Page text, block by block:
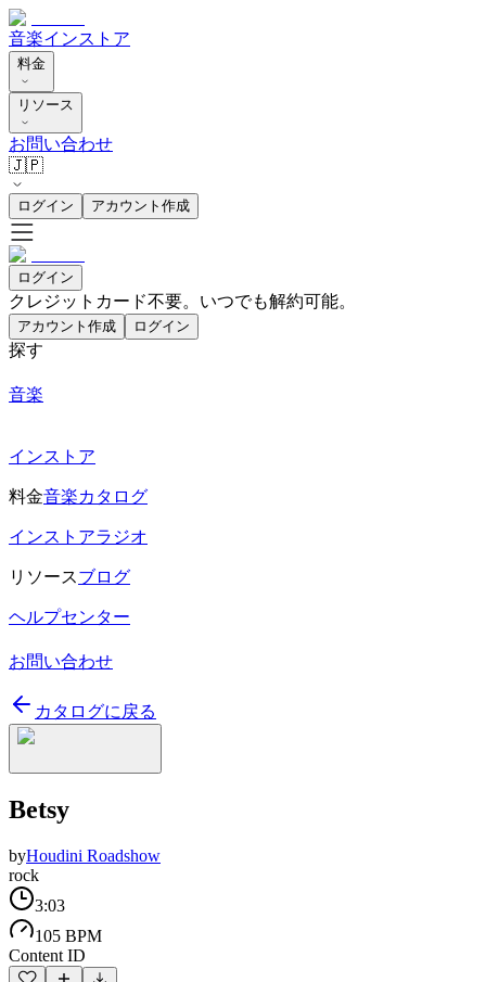
音楽インストア
料金
リソース
お問い合わせ
🇯🇵
ログイン アカウント作成
ログイン
クレジットカード不要。いつでも解約可能。
アカウント作成 ログイン
探す
音楽
インストア
料金音楽カタログ
インストアラジオ
リソースブログ
ヘルプセンター
お問い合わせ
カタログに戻る
Betsy
byHoudini Roadshow
rock
3:03
105 BPM
Content ID